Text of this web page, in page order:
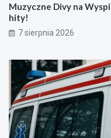
Muzyczne Divy na
hity!
7 sierpnia 2026